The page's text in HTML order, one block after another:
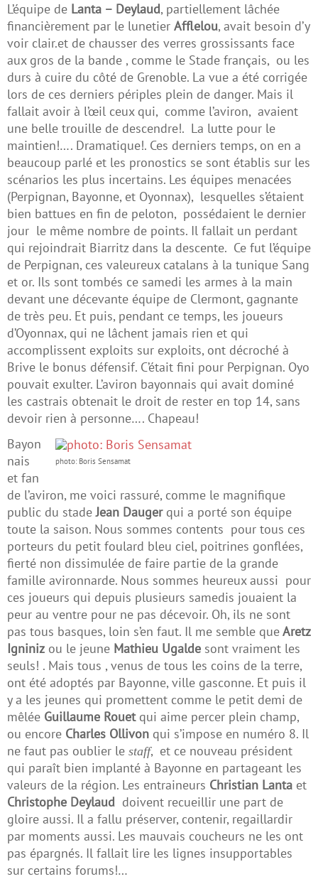
L’équipe de Lanta – Deylaud, partiellement lâchée
financièrement par le lunetier Afflelou, avait besoin d’y
voir clair.et de chausser des verres grossissants face
aux gros de la bande , comme le Stade français, ou les
durs à cuire du côté de Grenoble. La vue a été corrigée
lors de ces derniers périples plein de danger. Mais il
fallait avoir à l’œil ceux qui, comme l’aviron, avaient
une belle trouille de descendre!. La lutte pour le
maintien!…. Dramatique!. Ces derniers temps, on en a
beaucoup parlé et les pronostics se sont établis sur les
scénarios les plus incertains. Les équipes menacées
(Perpignan, Bayonne, et Oyonnax), lesquelles s’étaient
bien battues en fin de peloton, possédaient le dernier
jour le même nombre de points. Il fallait un perdant
qui rejoindrait Biarritz dans la descente. Ce fut l’équipe
de Perpignan, ces valeureux catalans à la tunique Sang
et or. Ils sont tombés ce samedi les armes à la main
devant une décevante équipe de Clermont, gagnante
de très peu. Et puis, pendant ce temps, les joueurs
d’Oyonnax, qui ne lâchent jamais rien et qui
accomplissent exploits sur exploits, ont décroché à
Brive le bonus défensif. C’était fini pour Perpignan. Oyo
pouvait exulter. L’aviron bayonnais qui avait dominé
les castrais obtenait le droit de rester en top 14, sans
devoir rien à personne…. Chapeau!
photo: Boris Sensamat
Bayon
nais
et fan
de l’aviron, me voici rassuré, comme le magnifique
public du stadeJean Daugerqui a porté son équipe
toute la saison. Nous sommes contents pour tous ces
porteurs du petit foulard bleu ciel, poitrines gonflées,
fierté non dissimulée de faire partie de la grande
famille avironnarde. Nous sommes heureux aussi pour
ces joueurs qui depuis plusieurs samedis jouaient la
peur au ventre pour ne pas décevoir. Oh, ils ne sont
pas tous basques, loin s’en faut. Il me semble queAretz
Igniniz ou le jeune Mathieu Ugalde sont vraiment les
seuls! . Mais tous , venus de tous les coins de la terre,
ont été adoptés par Bayonne, ville gasconne. Et puis il
y a les jeunes qui promettent comme le petit demi de
mêlée Guillaume Rouetqui aime percer plein champ,
ou encore Charles Ollivon qui s’impose en numéro 8. Il
ne faut pas oublier le staff, et ce nouveau président
qui paraît bien implanté à Bayonne en partageant les
valeurs de la région. Les entraineurs Christian Lanta et
Christophe Deylaud doivent recueillir une part de
gloire aussi. Il a fallu préserver, contenir, regaillardir
par moments aussi. Les mauvais coucheurs ne les ont
pas épargnés. Il fallait lire les lignes insupportables
sur certains forums!…